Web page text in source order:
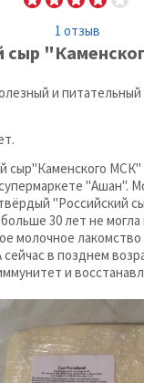
1 отзыв
сыр
и
сыр"Каменского МСК"
"Ашан".
"Российский
30 лет не
молочное лакомство
в позднем
и